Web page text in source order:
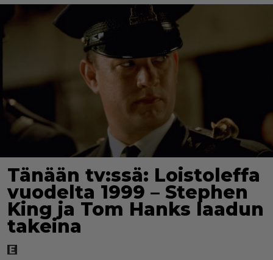
Tänään tv:ssä: Loistoleffa
vuodelta 1999 – Stephen
King ja Tom Hanks laadun
takeina